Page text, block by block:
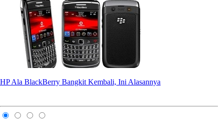
HP Ala BlackBerry Bangkit Kembali, Ini Alasannya